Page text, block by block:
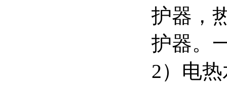
护器，
护器。
2）电